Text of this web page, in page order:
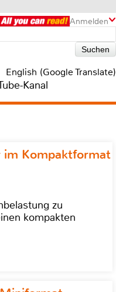
Anmelden
English (Google Translate)
Kanal
im Kompaktformat
zu
kompakten